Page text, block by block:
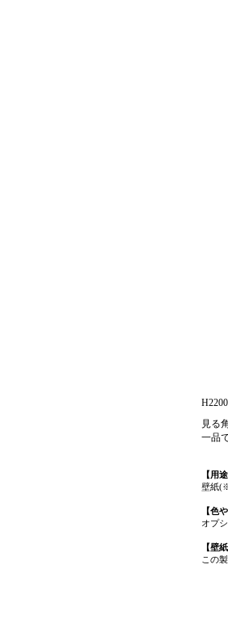
見る
一品
【用
壁紙
【色
オプ
【壁
この